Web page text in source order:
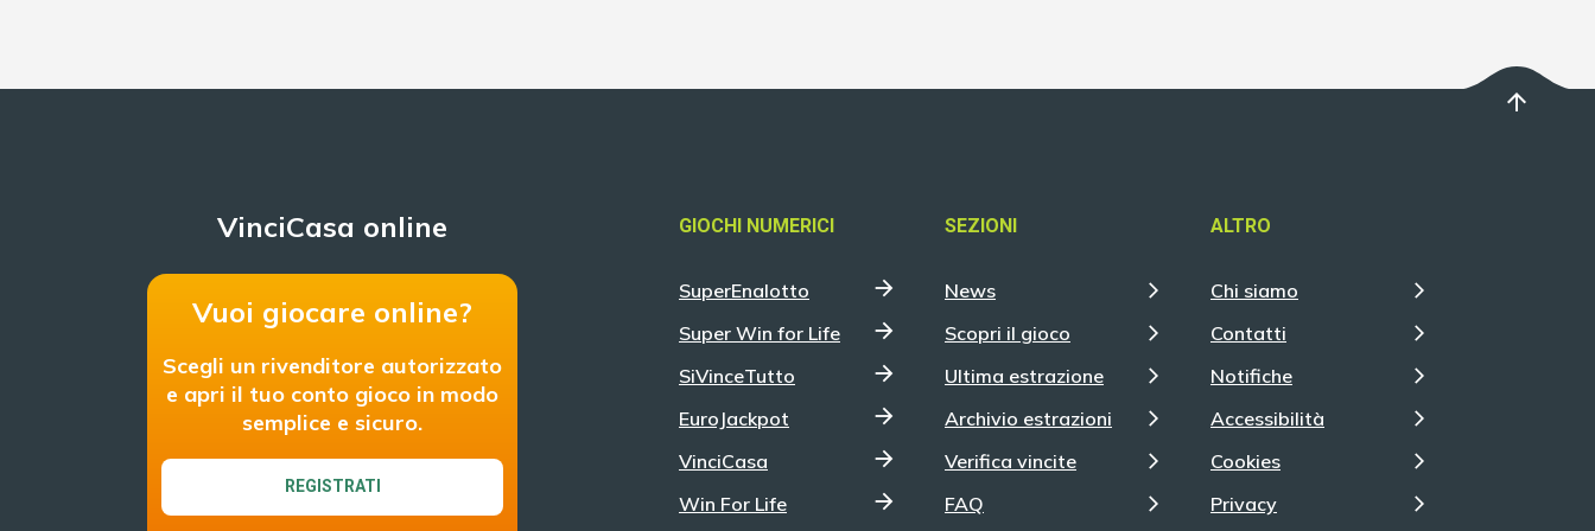
arrow_upward
VinciCasa online
Vuoi giocare online?
Scegli un rivenditore autorizzato
e apri il tuo conto gioco in modo
semplice e sicuro.
REGISTRATI
GIOCHI NUMERICI
SuperEnalotto
Super Win for Life
SiVinceTutto
EuroJackpot
VinciCasa
Win For Life
SEZIONI
News
Scopri il gioco
Ultima estrazione
Archivio estrazioni
Verifica vincite
FAQ
ALTRO
Chi siamo
Contatti
Notifiche
Accessibilità
Cookies
Privacy